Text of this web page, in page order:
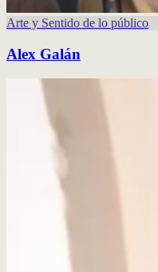
Arte y Sentido de lo público
Alex Galán